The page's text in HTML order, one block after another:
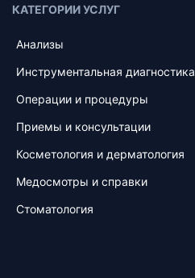
КАТЕГОРИИ УСЛУГ
Анализы
Инструментальная диагностика
Операции и процедуры
Приемы и консультации
Косметология и дерматология
Медосмотры и справки
Стоматология